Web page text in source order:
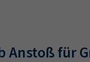
Anstoß für